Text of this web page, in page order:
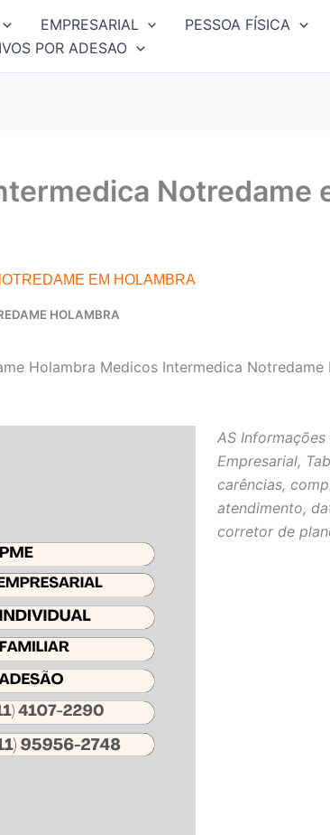
EMPRESARIAL PESSOA FÍSICA
POR ADESAO
Notredame
EM HOLAMBRA
HOLAMBRA
Holambra Medicos Intermedica
AS
Empresarial,
carências,
atendimento,
corretor de